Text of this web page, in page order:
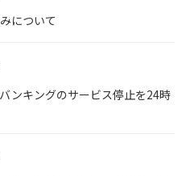
について
ンキングのサービス停止を24時